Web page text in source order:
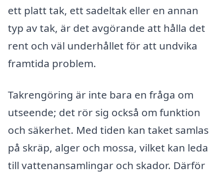
ett platt tak, ett sadeltak eller en annan
typ av tak, är det avgörande att hålla det
rent och väl underhållet för att undvika
framtida problem.
Takrengöring är inte bara en fråga om
utseende; det rör sig också om funktion
och säkerhet. Med tiden kan taket samlas
på skräp, alger och mossa, vilket kan leda
till vattenansamlingar och skador. Därför